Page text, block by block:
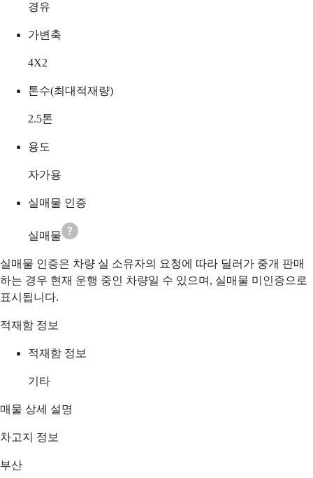
경유
가변축
4X2
톤수(최대적재량)
2.5톤
용도
자가용
실매물 인증
실매물
실매물 인증은 차량 실 소유자의 요청에 따라 딜러가 중개 판매
하는 경우 현재 운행 중인 차량일 수 있으며, 실매물 미인증으로
표시됩니다.
적재함 정보
적재함 정보
기타
매물 상세 설명
차고지 정보
부산